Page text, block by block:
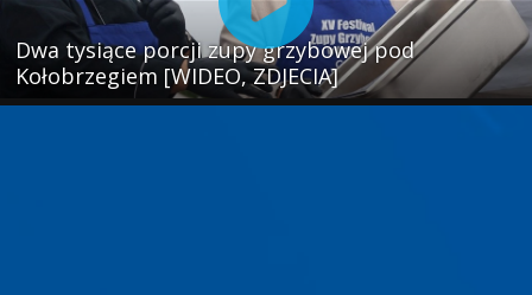
Dwa tysiące porcji zupy grzybowej pod
Kołobrzegiem [WIDEO, ZDJECIA]